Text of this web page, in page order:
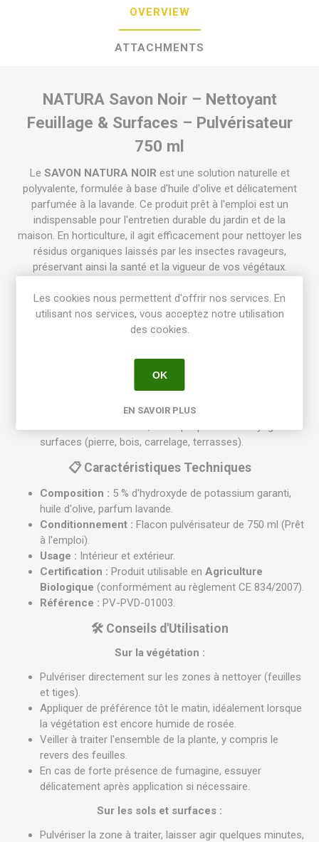
OVERVIEW
ATTACHMENTS
NATURA Savon Noir – Nettoyant
Feuillage & Surfaces – Pulvérisateur
750 ml
Le SAVON NATURA NOIR est une solution naturelle et
polyvalente, formulée à base d'huile d'olive et délicatement
parfumée à la lavande. Ce produit prêt à l'emploi est un
indispensable pour l'entretien durable du jardin et de la
maison. En horticulture, il agit efficacement pour nettoyer les
résidus organiques laissés par les insectes ravageurs,
préservant ainsi la santé et la vigueur de vos végétaux.
🌿 Propriétés et Actions
Nettoyage du miellat :Élimine les excréments collants
laissés par les pucerons, cochenilles, psylles et
Prévention de la fumagine :
En éliminant le miellat, il
empêche le développement de ce champignon noir qui
bloque la photosynthèse.
Utilisable sur le feuillage des plantes
surfaces (pierre, bois, carrelage, terrasses).
📋 Caractéristiques Techniques
Composition : 5 % d'hydroxyde de potassium garanti,
huile d'olive, parfum lavande.
Conditionnement : Flacon pulvérisateur de 750 ml (Prêt
à l'emploi).
Usage : Intérieur et extérieur.
Certification : Produit utilisable en Agriculture
Biologique (conformément au règlement CE 834/2007).
Référence : PV-PVD-01003.
🛠 Conseils d'Utilisation
Sur la végétation :
Pulvériser directement sur les zones à nettoyer (feuilles
et tiges).
Appliquer de préférence tôt le matin, idéalement lorsque
la végétation est encore humide de rosée.
Veiller à traiter l'ensemble de la plante, y compris le
revers des feuilles.
En cas de forte présence de fumagine, essuyer
délicatement après application si nécessaire.
Sur les sols et surfaces :
Pulvériser la zone à traiter, laisser agir quelques minutes,
Les cookies nous permettent d'offrir nos services. En
utilisant nos services, vous acceptez notre utilisation
des cookies.
OK
EN SAVOIR PLUS